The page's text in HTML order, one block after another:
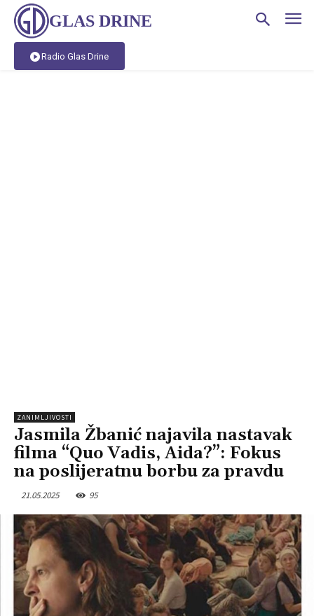
GLAS DRINE
Radio Glas Drine
ZANIMLJIVOSTI
Jasmila Žbanić najavila nastavak
filma “Quo Vadis, Aida?”: Fokus
na poslijeratnu borbu za pravdu
21.05.2025 95